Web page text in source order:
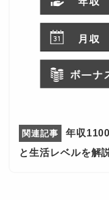
年収
と生活レベルを解